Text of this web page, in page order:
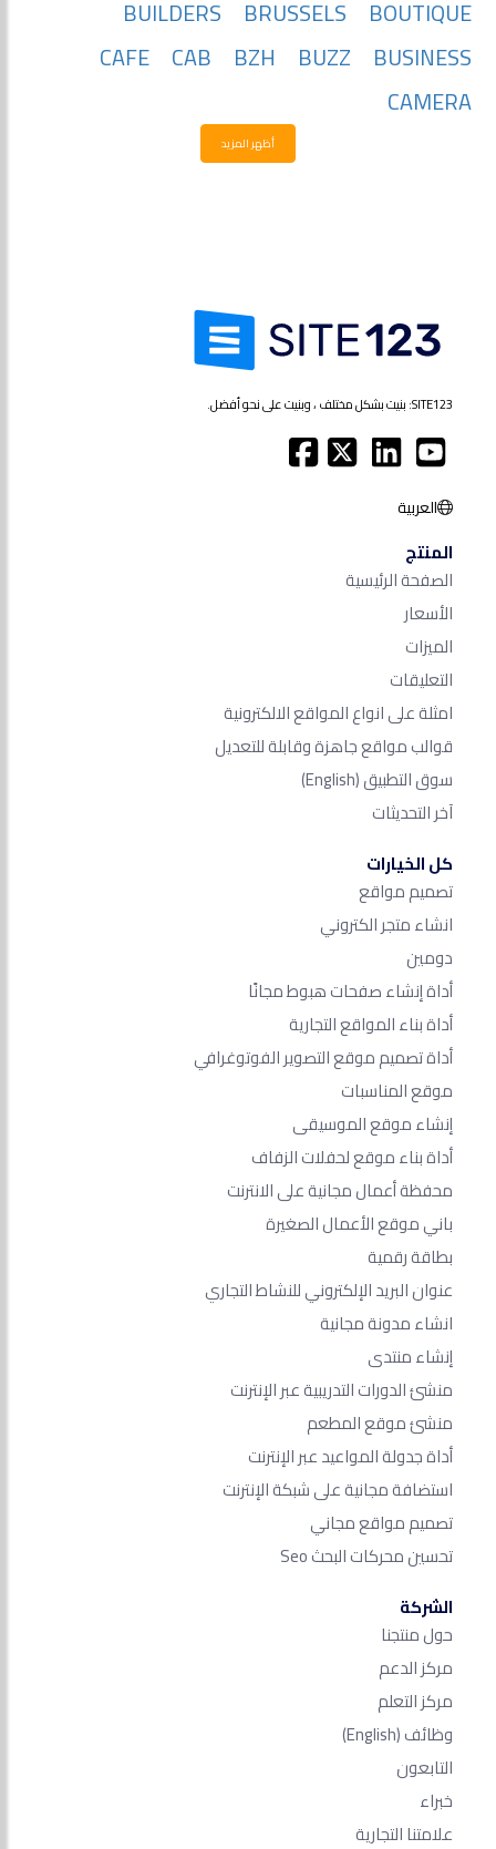
BOUTIQUE
BRUSSELS
BUILDERS
BUSINESS
BUZZ
BZH
CAB
CAFE
CAMERA
أظهر المزيد
SITE123: بنيت بشكل مختلف ، وبنيت على نحو أفضل.
العربية
المنتج
الصفحة الرئيسية
الأسعار
الميزات
التعليقات
امثلة على انواع المواقع الالكترونية
قوالب مواقع جاهزة وقابلة للتعديل
سوق التطبيق(English)
آخر التحديثات
كل الخيارات
تصميم مواقع
انشاء متجر الكتروني
دومين
أداة إنشاء صفحات هبوط مجانًا
أداة بناء المواقع التجارية
أداة تصميم موقع التصوير الفوتوغرافي
موقع المناسبات
إنشاء موقع الموسيقى
أداة بناء موقع لحفلات الزفاف
محفظة أعمال مجانية على الانترنت
باني موقع الأعمال الصغيرة
بطاقة رقمية
عنوان البريد الإلكتروني للنشاط التجاري
انشاء مدونة مجانية
إنشاء منتدى
منشئ الدورات التدريبية عبر الإنترنت
منشئ موقع المطعم
أداة جدولة المواعيد عبر الإنترنت
استضافة مجانية على شبكة الإنترنت
تصميم مواقع مجاني
تحسين محركات البحث Seo​
الشركة
حول منتجنا
مركز الدعم
مركز التعلم
وظائف(English)
التابعون
خبراء
علامتنا التجارية